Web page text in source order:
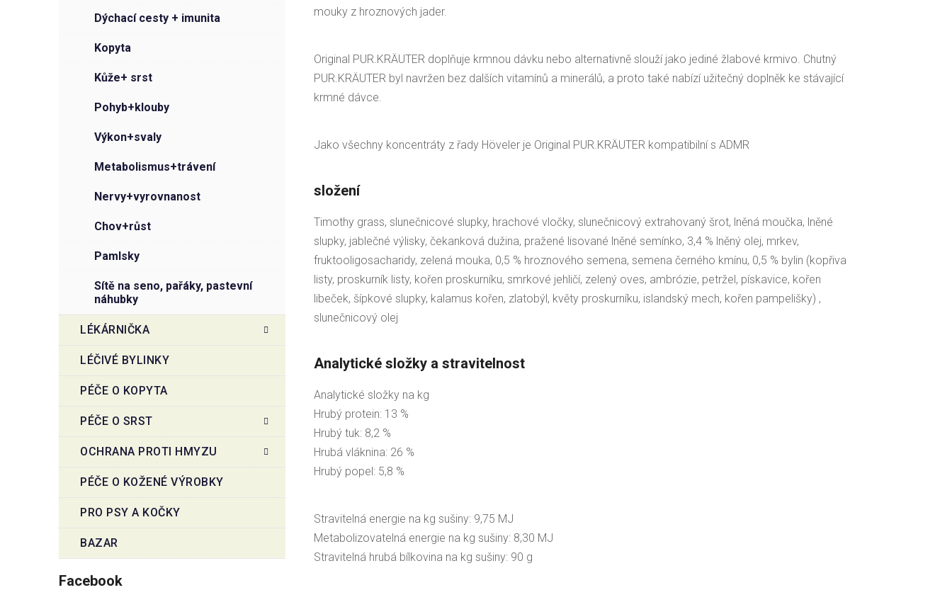
dýchací cesty + imunita
kopyta
kůže+ srst
pohyb+klouby
výkon+svaly
metabolismus+trávení
nervy+vyrovnanost
chov+růst
pamlsky
sítě na seno, pařáky, pastevní
náhubky
LÉKÁRNIČKA
LÉČIVÉ BYLINKY
PÉČE O KOPYTA
PÉČE O SRST
OCHRANA PROTI HMYZU
PÉČE O KOŽENÉ VÝROBKY
PRO PSY A KOČKY
BAZAR
Facebook
mouky z hroznových jader.
Original PUR.KRÄUTER doplňuje krmnou dávku nebo alternativně slouží jako jediné žlabové krmivo. Chutný
PUR.KRÄUTER byl navržen bez dalších vitamínů a minerálů, a proto také nabízí užitečný doplněk ke stávající
krmné dávce.
Jako všechny koncentráty z řady Höveler je Original PUR.KRÄUTER kompatibilní s ADMR
složení
Timothy grass, slunečnicové slupky, hrachové vločky, slunečnicový extrahovaný šrot, lněná moučka, lněné
slupky, jablečné výlisky, čekanková dužina, pražené lisované lněné semínko, 3,4 % lněný olej, mrkev,
fruktooligosacharidy, zelená mouka, 0,5 % hroznového semena, semena černého kmínu, 0,5 % bylin (kopřiva
listy, proskurník listy, kořen proskurníku, smrkové jehličí, zelený oves, ambrózie, petržel, pískavice, kořen
libeček, šípkové slupky, kalamus kořen, zlatobýl, květy proskurníku, islandský mech, kořen pampelišky) ,
slunečnicový olej
Analytické složky a stravitelnost
Analytické složky na kg
Hrubý protein: 13 %
Hrubý tuk: 8,2 %
Hrubá vláknina: 26 %
Hrubý popel: 5,8 %
Stravitelná energie na kg sušiny: 9,75 MJ
Metabolizovatelná energie na kg sušiny: 8,30 MJ
Stravitelná hrubá bílkovina na kg sušiny: 90 g